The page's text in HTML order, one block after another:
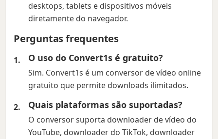
desktops, tablets e dispositivos móveis
diretamente do navegador.
Perguntas frequentes
O uso do Convert1s é gratuito?
Sim. Convert1s é um conversor de vídeo online
gratuito que permite downloads ilimitados.
Quais plataformas são suportadas?
O conversor suporta downloader de vídeo do
YouTube, downloader do TikTok, downloader